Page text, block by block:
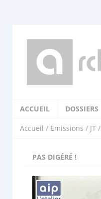
ACCUEIL DOSSIERS
Accueil / Emissions / JT /
PAS DIGÉRÉ !